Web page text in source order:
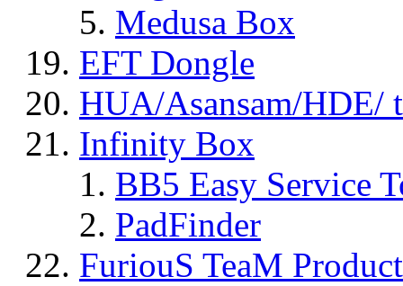
Medusa Box
EFT Dongle
HUA/Asansam/HDE/
Infinity Box
BB5 Easy Service
PadFinder
FuriouS TeaM